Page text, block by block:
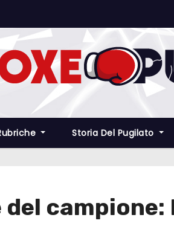
Storia Del Pugilato